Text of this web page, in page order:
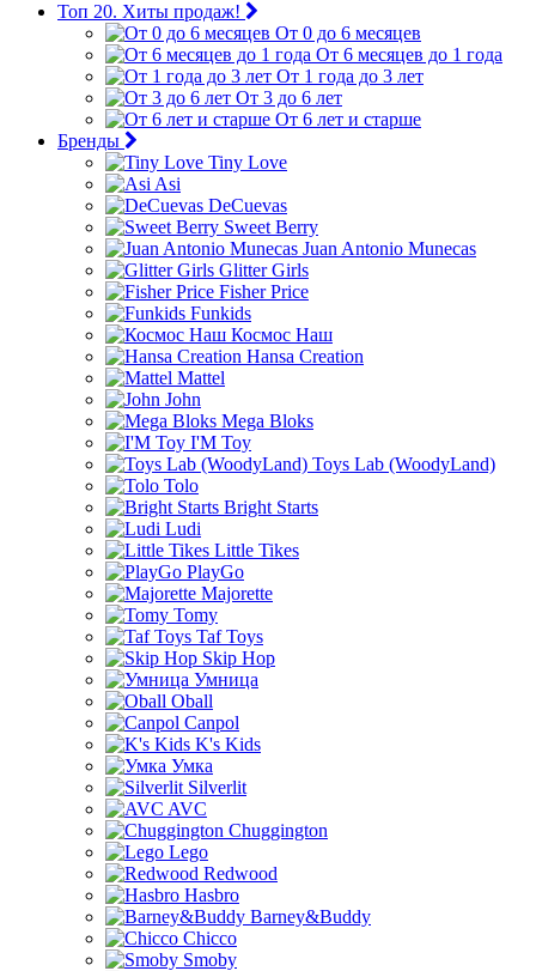
Топ 20. Хиты продаж!
От 0 до 6 месяцев
От 6 месяцев до 1 года
От 1 года до 3 лет
От 3 до 6 лет
От 6 лет и старше
Бренды
Tiny Love
Asi
DeCuevas
Sweet Berry
Juan Antonio Munecas
Glitter Girls
Fisher Price
Funkids
Космос Наш
Hansa Creation
Mattel
John
Mega Bloks
I'M Toy
Toys Lab (WoodyLand)
Tolo
Bright Starts
Ludi
Little Tikes
PlayGo
Majorette
Tomy
Taf Toys
Skip Hop
Умница
Oball
Canpol
K's Kids
Умка
Silverlit
AVC
Chuggington
Lego
Redwood
Hasbro
Barney&Buddy
Chicco
Smoby